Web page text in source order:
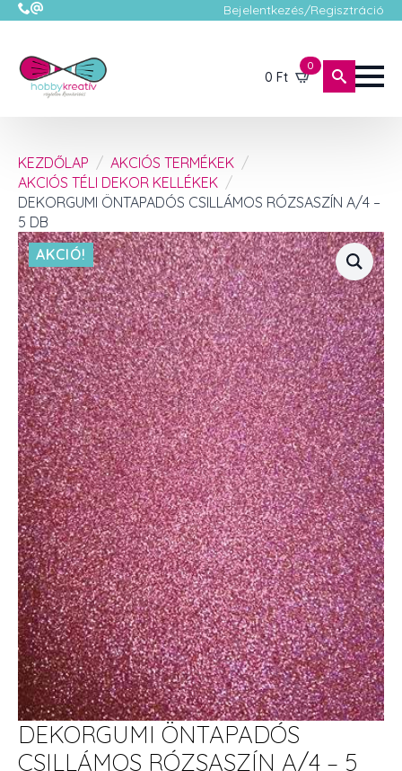
Bejelentkezés/Regisztráció
0 Ft
0
KEZDŐLAP
AKCIÓS TERMÉKEK
AKCIÓS TÉLI DEKOR KELLÉKEK
DEKORGUMI ÖNTAPADÓS CSILLÁMOS RÓZSASZÍN A/4 –
5 DB
AKCIÓ!
DEKORGUMI ÖNTAPADÓS
CSILLÁMOS RÓZSASZÍN A/4 – 5